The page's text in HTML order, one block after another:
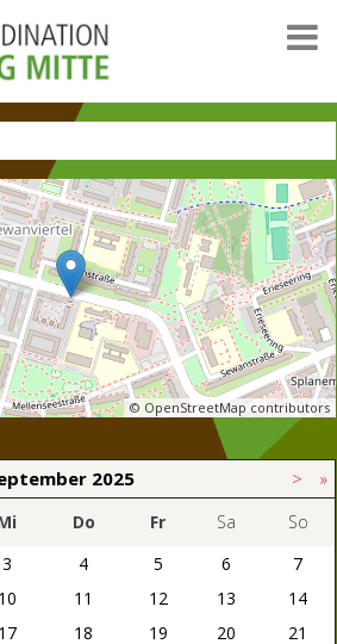
© OpenStreetMap contributors
2025 > »
Do Fr Sa
So
3 4 5 6
7
10 11 12 13
14
17 18 19 20
21